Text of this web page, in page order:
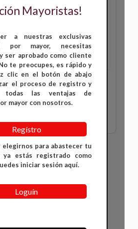
10
ver
Bujía Pulsar 200 NS x
10 uds
Inicia sesión para ver
Mayoristas!
a nuestras exclusivas
por mayor, necesitas
ser aprobado como cliente
te preocupes, es rápido y
clic en el botón de abajo
el proceso de registro y
todas las ventajas de
mayor con nosotros.
Regístro
elegirnos para abastecer tu
ya estás registrado como
iniciar sesión aquí.
Loguín